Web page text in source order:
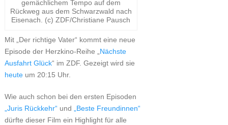
gemächlichem Tempo auf dem
Rückweg aus dem Schwarzwald nach
Eisenach. (c) ZDF/Christiane Pausch
Mit „Der richtige Vater“ kommt eine neue
Episode der Herzkino-Reihe „ Nächste
Ausfahrt Glück“ im ZDF. Gezeigt wird sie
heuteum 20:15 Uhr.
Wie auch schon bei den ersten Episoden
„Juris Rückkehr“und
„Beste Freundinnen“
dürfte dieser Film ein Highlight für alle